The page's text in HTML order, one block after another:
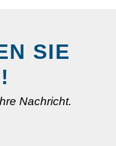
SIE
Nachricht.